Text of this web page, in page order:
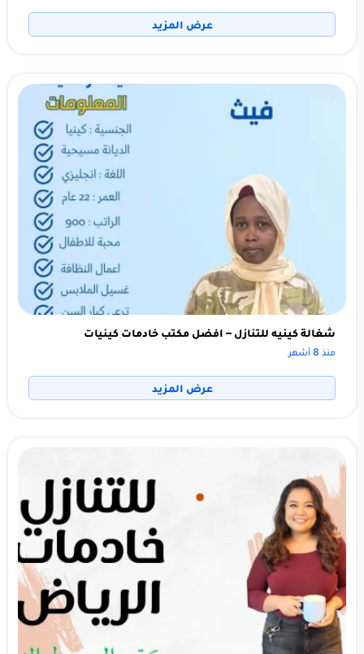
عرض المزيد
شغالة كينيه للتنازل – افضل مكتب خادمات كينيات
منذ 8 أشهر
عرض المزيد